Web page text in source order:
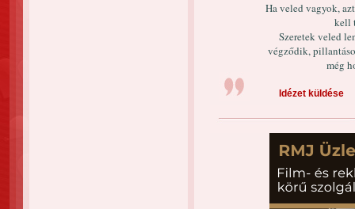
Ha veled vagyok,
kell
Szeretek veled
végződik,
még
Idézet küldése